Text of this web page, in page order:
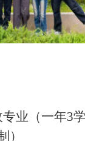
专业（一年3
）